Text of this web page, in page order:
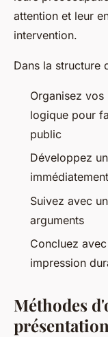
attention et leur
intervention.
Dans la structure
Organisez
logique pour
public
Développez
Suivez avec
arguments
Concluez
impression
Méthodes